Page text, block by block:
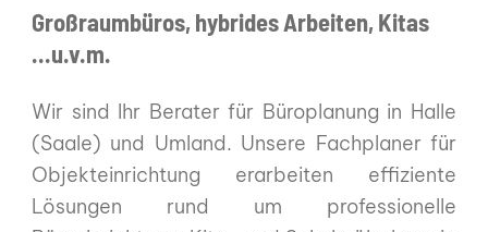
Großraumbüros, hybrides Arbeiten, Kitas
...u.v.m.
Wir sind Ihr Berater für Büroplanung in Halle
(Saale) und Umland. Unsere Fachplaner für
Objekteinrichtung erarbeiten effiziente
Lösungen rund um professionelle